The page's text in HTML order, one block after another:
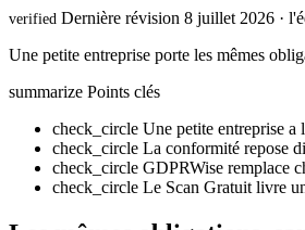
verified Dernière révision 8 juillet 2026 ·
Une petite entreprise porte les mêmes
summarize Points clés
check_circle Une petite entreprise a
check_circle La conformité repose
check_circle GDPRWise remplace
check_circle Le Scan Gratuit livre